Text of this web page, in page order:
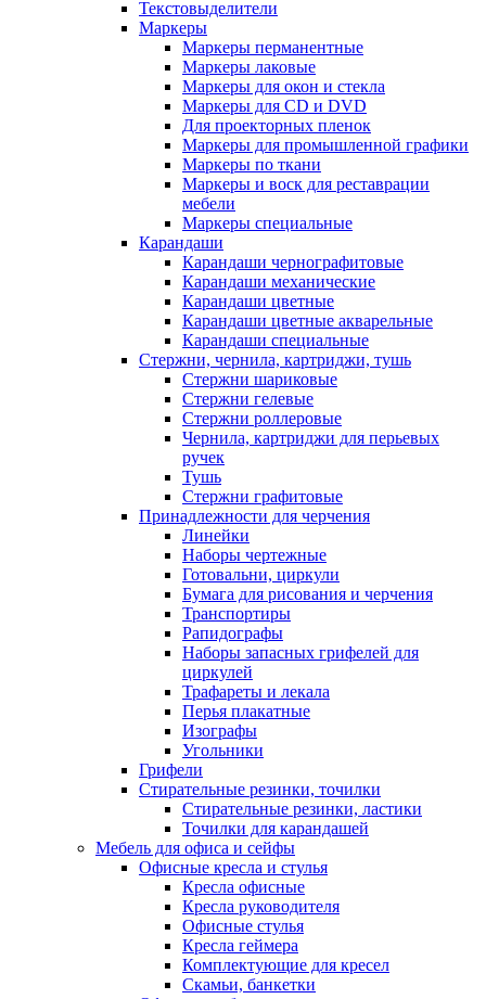
Текстовыделители
Маркеры
Маркеры перманентные
Маркеры лаковые
Маркеры для окон и стекла
Маркеры для CD и DVD
Для проекторных пленок
Маркеры для промышленной графики
Маркеры по ткани
Маркеры и воск для реставрации
мебели
Маркеры специальные
Карандаши
Карандаши чернографитовые
Карандаши механические
Карандаши цветные
Карандаши цветные акварельные
Карандаши специальные
Стержни, чернила, картриджи, тушь
Стержни шариковые
Стержни гелевые
Стержни роллеровые
Чернила, картриджи для перьевых
ручек
Тушь
Стержни графитовые
Принадлежности для черчения
Линейки
Наборы чертежные
Готовальни, циркули
Бумага для рисования и черчения
Транспортиры
Рапидографы
Наборы запасных грифелей для
циркулей
Трафареты и лекала
Перья плакатные
Изографы
Угольники
Грифели
Стирательные резинки, точилки
Стирательные резинки, ластики
Точилки для карандашей
Мебель для офиса и сейфы
Офисные кресла и стулья
Кресла офисные
Кресла руководителя
Офисные стулья
Кресла геймера
Комплектующие для кресел
Скамьи, банкетки